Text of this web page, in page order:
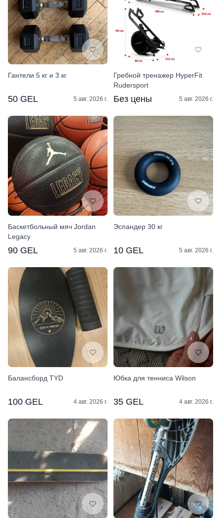
Гантели 5 кг и 3 кг
50 GEL 5 авг. 2026 г.
Гребной тренажер HyperFit
Rudersport
Без цены 5 авг. 2026 г.
Баскетбольный мяч Jordan
Legacy
90 GEL 5 авг. 2026 г.
Эспандер 30 кг
10 GEL 5 авг. 2026 г.
Балансборд TYD
100 GEL 4 авг. 2026 г.
Юбка для тенниса Wilson
35 GEL 4 авг. 2026 г.